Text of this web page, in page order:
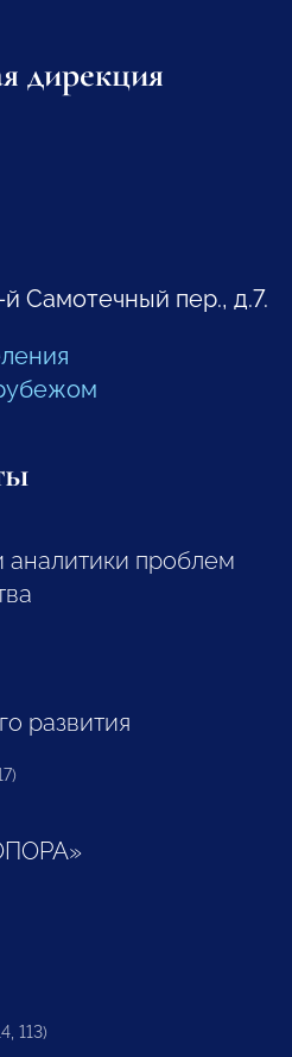
дирекция
Самотечный пер., д.7.
аналитики проблем
развития
113)